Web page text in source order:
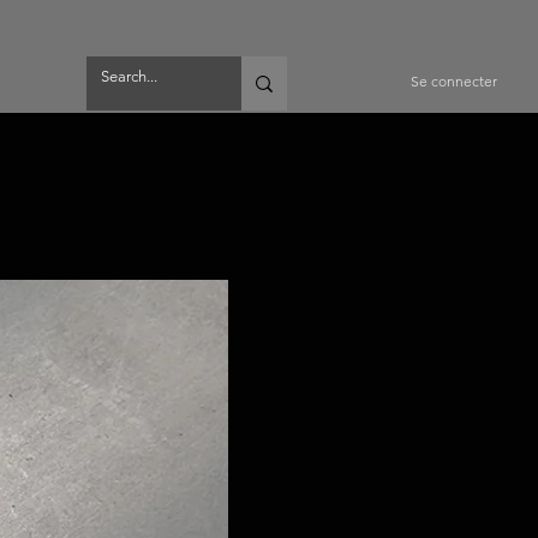
Se connecter